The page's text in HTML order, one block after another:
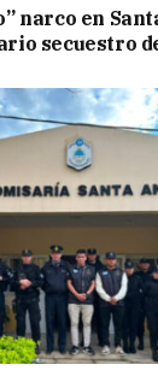
narco en
secuestro